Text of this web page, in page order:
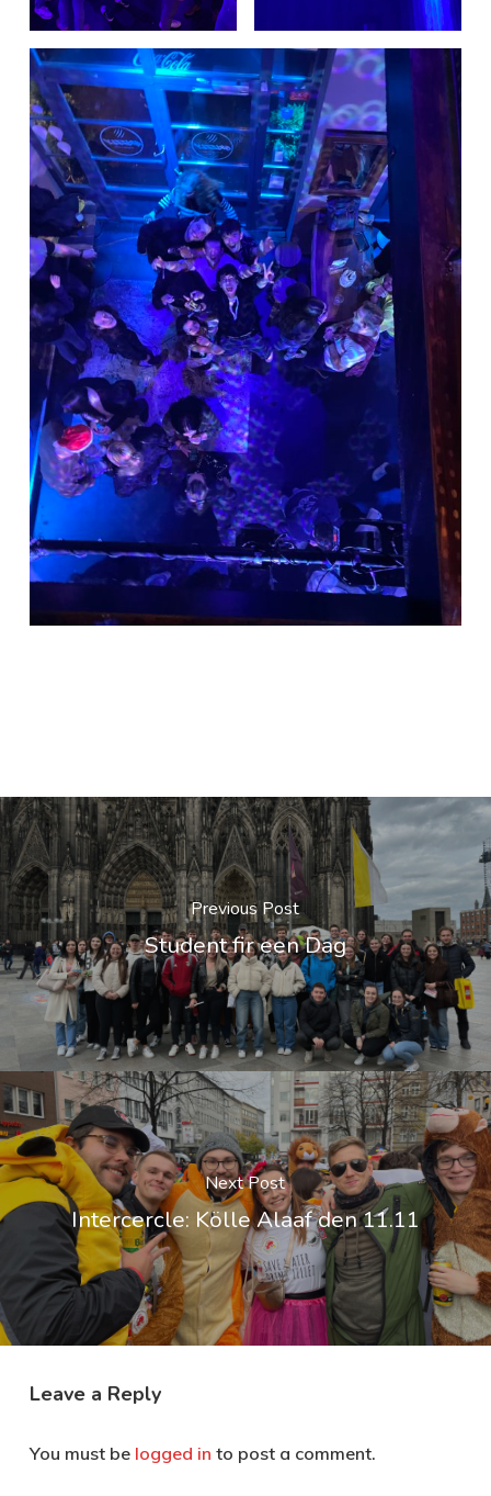
Previous Post
Student fir een Dag
Next Post
Intercercle: Kölle Alaaf den 11.11
Leave a Reply
You must be logged in to post a comment.